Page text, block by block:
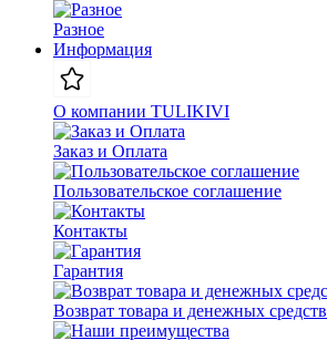
Разное
Информация
О компании TULIKIVI
Заказ и Оплата
Пользовательское соглашение
Контакты
Гарантия
Возврат товара и денежных средств